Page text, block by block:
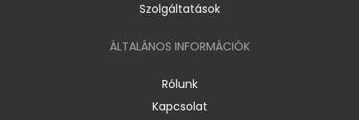
Szolgáltatások
ÁLTALÁNOS INFORMÁCIÓK
Rólunk
Kapcsolat